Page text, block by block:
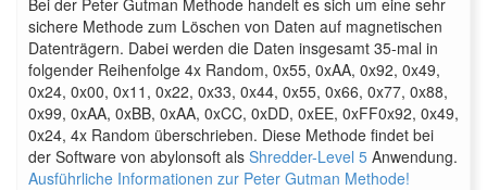
Bei der Peter Gutman Methode handelt es sich um eine sehr
sichere Methode zum Löschen von Daten auf magnetischen
Datenträgern. Dabei werden die Daten insgesamt 35-mal in
folgender Reihenfolge 4x Random, 0x55, 0xAA, 0x92, 0x49,
0x24, 0x00, 0x11, 0x22, 0x33, 0x44, 0x55, 0x66, 0x77, 0x88,
0x99, 0xAA, 0xBB, 0xAA, 0xCC, 0xDD, 0xEE, 0xFF0x92, 0x49,
0x24, 4x Random überschrieben. Diese Methode findet bei
der Software von abylonsoft als Shredder-Level 5 Anwendung.
Ausführliche Informationen zur Peter Gutman Methode!